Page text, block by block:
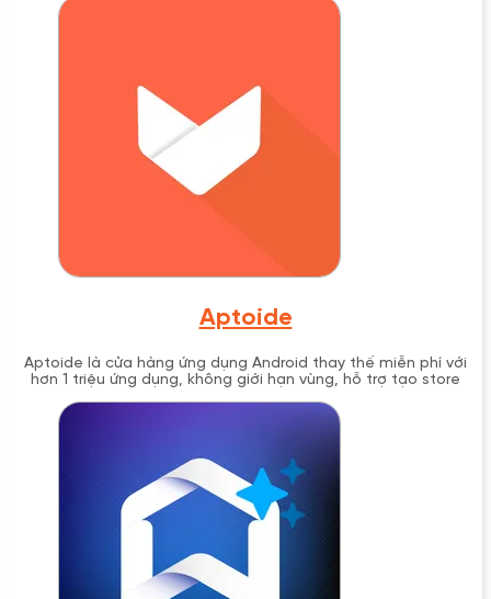
Aptoide
Aptoide là cửa hàng ứng dụng Android thay thế miễn phí với
hơn 1 triệu ứng dụng, không giới hạn vùng, hỗ trợ tạo store